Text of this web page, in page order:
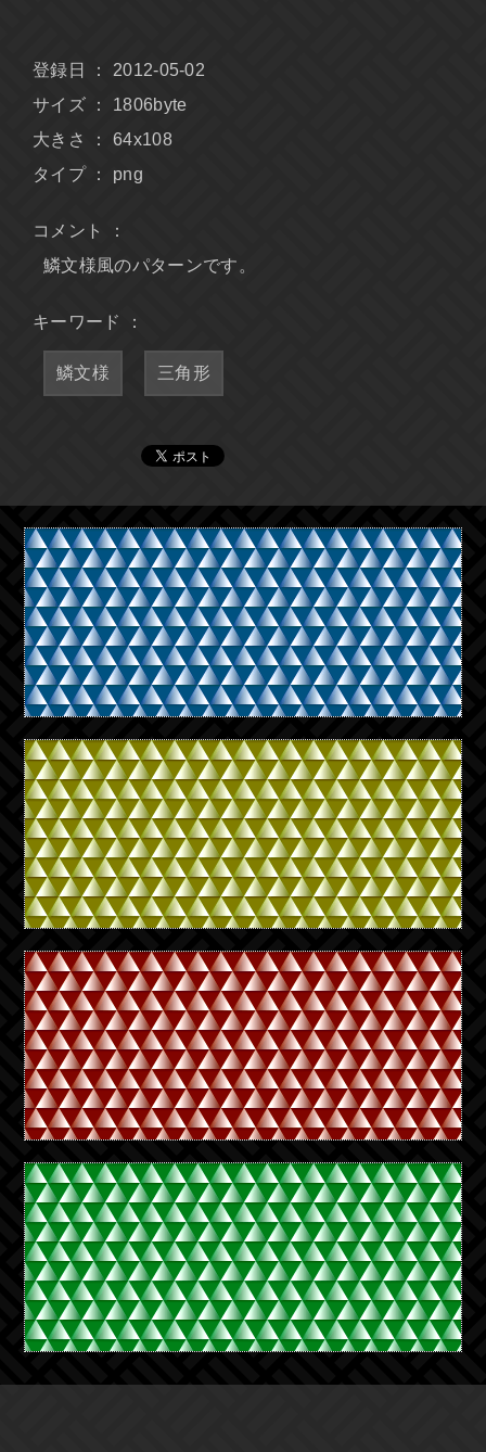
登録日 ： 2012-05-02
サイズ ： 1806byte
大きさ ： 64x108
タイプ ： png
コメント ：
鱗文様風のパターンです。
キーワード ：
鱗文様 三角形